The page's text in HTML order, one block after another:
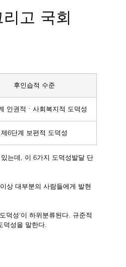
고 국회
후인습적 수준
인권적ㆍ사회복지적 도덕성
제6단계 보편적 도덕성
는데, 이 6가지 도덕성발달 단
덕성을 말한다.